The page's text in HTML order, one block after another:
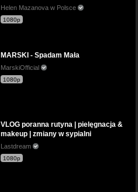
Helen Mazanova w Polsce
1080p
MARSKI - Spadam Mała
MarskiOfficial
1080p
VLOG poranna rutyna | pielęgnacja &
makeup | zmiany w sypialni
Lastdream
1080p